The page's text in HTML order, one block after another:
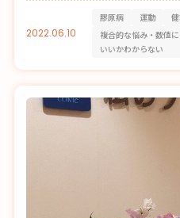
2022.06.10
膠原病 運動
複合的な悩み・数値
いいかわからない